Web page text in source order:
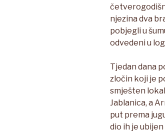
njezina dva
pobjegli u
odvedeni u
Tjedan dana
zločin koji je
smješten
Jablanica, a
put prema
dio ih je